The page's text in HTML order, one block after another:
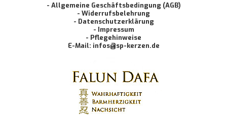
- Allgemeine Geschäftsbedingung (AGB)
- Widerrufsbelehrung
- Datenschutzerklärung
- Impressum
- Pflegehinweise
E-Mail: infos@sp-kerzen.de